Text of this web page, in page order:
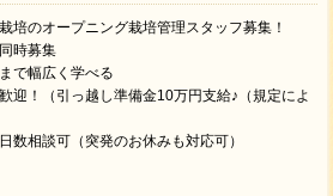
培のオープニング栽培管理スタッフ募集！
時募集
で幅広く学べる
迎！（引っ越し準備金10万円支給♪（規定によ
相談可（突発のお休みも対応可）